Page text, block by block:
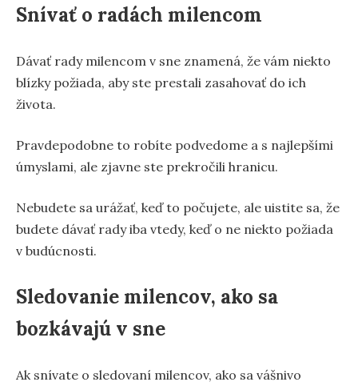
Snívať o radách milencom
Dávať rady milencom v sne znamená, že vám niekto
blízky požiada, aby ste prestali zasahovať do ich
života.
Pravdepodobne to robíte podvedome a s najlepšími
úmyslami, ale zjavne ste prekročili hranicu.
Nebudete sa urážať, keď to počujete, ale uistite sa, že
budete dávať rady iba vtedy, keď o ne niekto požiada
v budúcnosti.
Sledovanie milencov, ako sa
bozkávajú v sne
Ak snívate o sledovaní milencov, ako sa vášnivo